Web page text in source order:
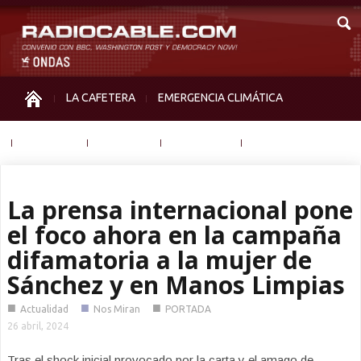
LA CAFETERA EMERGENCIA CLIMÁTICA
La prensa internacional pone
el foco ahora en la campaña
difamatoria a la mujer de
Sánchez y en Manos Limpias
■ Actualidad ■ Nos Miran ■ PORTADA
26 abril, 2024